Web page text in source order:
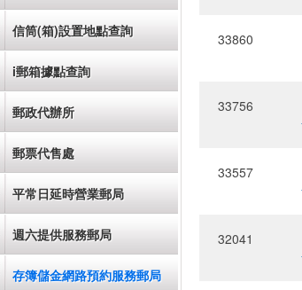
信筒(箱)設置地點查詢
i郵箱據點查詢
郵政代辦所
郵票代售處
平常日延時營業郵局
週六提供服務郵局
存簿儲金網路預約服務郵局
33860
33756
33557
32041